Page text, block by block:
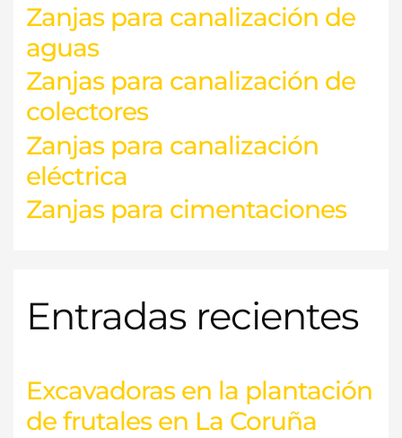
Zanjas para canalización de
aguas
Zanjas para canalización de
colectores
Zanjas para canalización
eléctrica
Zanjas para cimentaciones
Entradas recientes
Excavadoras en la plantación
de frutales en La Coruña